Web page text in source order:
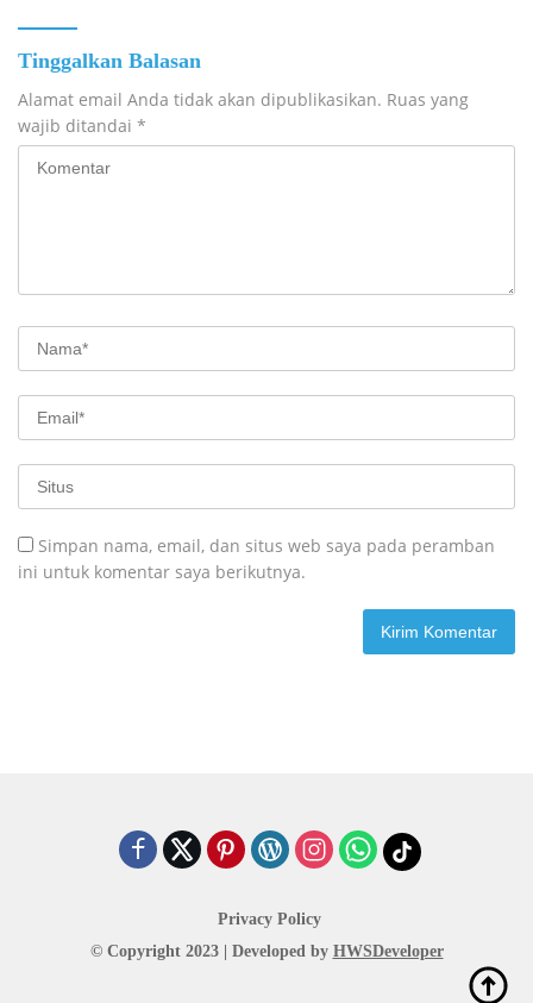
Tinggalkan Balasan
Alamat email Anda tidak akan dipublikasikan. Ruas yang
wajib ditandai *
Simpan nama, email, dan situs web saya pada peramban
ini untuk komentar saya berikutnya.
Privacy Policy
© Copyright 2023 | Developed by HWSDeveloper